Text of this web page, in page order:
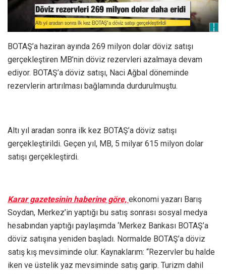
BOTAŞ’a haziran ayında 269 milyon dolar döviz satışı
gerçekleştiren MB’nin döviz rezervleri azalmaya devam
ediyor. BOTAŞ’a döviz satışı, Naci Ağbal döneminde
rezervlerin artırılması bağlamında durdurulmuştu.
Altı yıl aradan sonra ilk kez BOTAŞ’a döviz satışı
gerçekleştirildi. Geçen yıl, MB, 5 milyar 615 milyon dolar
satışı gerçekleştirdi.
Karar gazetesinin haberine göre, ekonomi yazarı Barış
Soydan, Merkez’in yaptığı bu satış sonrası sosyal medya
hesabından yaptığı paylaşımda ‘Merkez Bankası BOTAŞ’a
döviz satışına yeniden başladı. Normalde BOTAŞ’a döviz
satış kış mevsiminde olur. Kaynaklarım: “Rezervler bu halde
iken ve üstelik yaz mevsiminde satış garip. Turizm dahil